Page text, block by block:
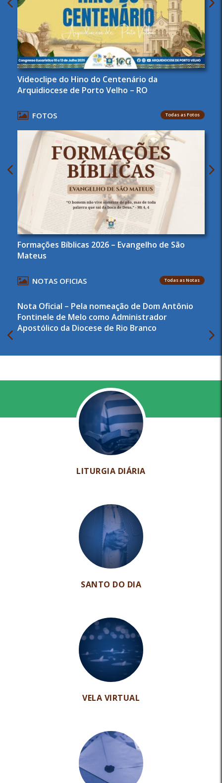
Videoclipe do Hino do Centenário da
Arquidiocese de Porto Velho – RO
FOTOS Todas as Fotos
Formações Bíblicas 2026 – Evangelho de São
Mateus
NOTAS OFICIAS Todas as Notas
Nota Oficial – Pela nomeação de Dom Antônio
Fontinele de Melo como Administrador
Apostólico da Diocese de Rio Branco
LITURGIA DIÁRIA
SANTO DO DIA
VELA VIRTUAL